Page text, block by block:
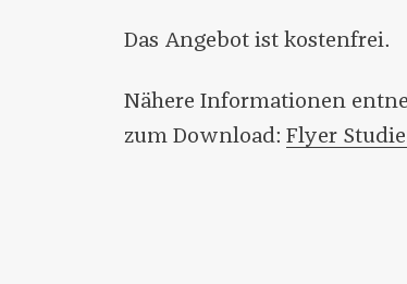
Das Angebot ist kostenfrei.
Nähere Informationen
zum Download: Flyer